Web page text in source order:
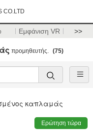
CO.LTD
Εμφάνιση VR >>
προμηθευτής. (75)
καπλαμάς
Ερώτηση τώρα